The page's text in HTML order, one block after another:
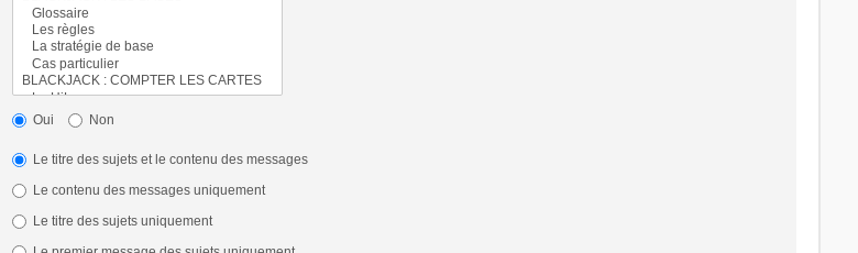
Oui Non
Le titre des sujets et le contenu des messages
Le contenu des messages uniquement
Le titre des sujets uniquement